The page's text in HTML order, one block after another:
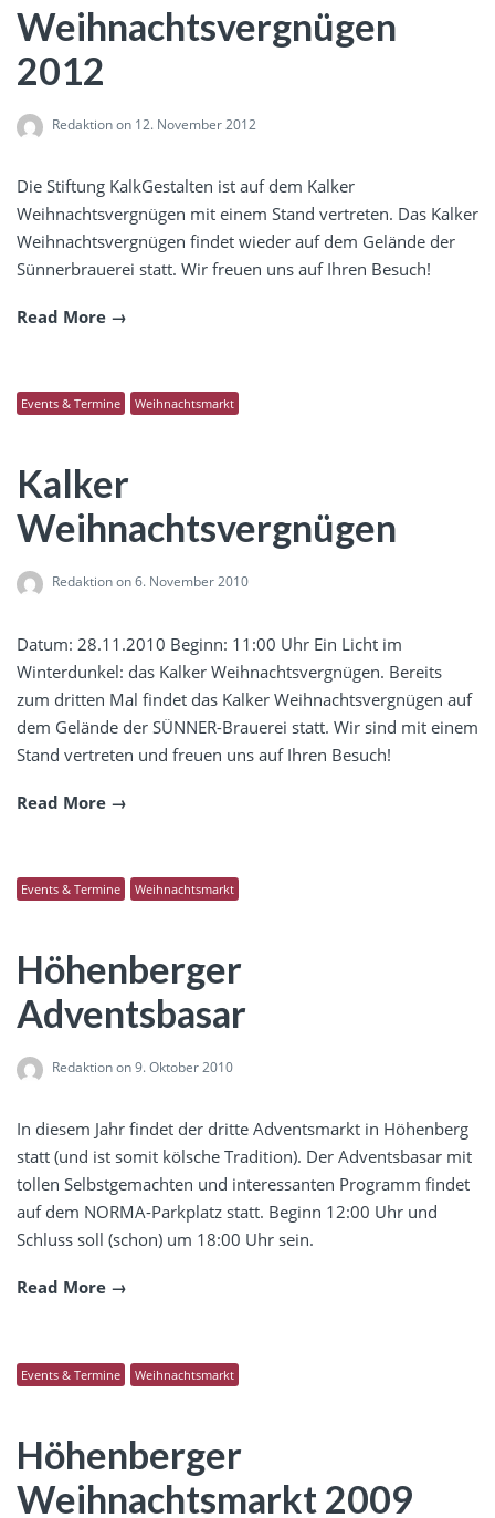
Weihnachtsvergnügen
2012
Redaktionon 12. November 2012
Die Stiftung KalkGestalten ist auf dem Kalker
Weihnachtsvergnügen mit einem Stand vertreten. Das Kalker
Weihnachtsvergnügen findet wieder auf dem Gelände der
Sünnerbrauerei statt. Wir freuen uns auf Ihren Besuch!
Read More
Events & Termine Weihnachtsmarkt
Kalker
Weihnachtsvergnügen
Redaktionon 6. November 2010
Datum: 28.11.2010 Beginn: 11:00 Uhr Ein Licht im
Winterdunkel: das Kalker Weihnachtsvergnügen. Bereits
zum dritten Mal findet das Kalker Weihnachtsvergnügen auf
dem Gelände der SÜNNER-Brauerei statt. Wir sind mit einem
Stand vertreten und freuen uns auf Ihren Besuch!
Read More
Events & Termine Weihnachtsmarkt
Höhenberger
Adventsbasar
Redaktionon 9. Oktober 2010
In diesem Jahr findet der dritte Adventsmarkt in Höhenberg
statt (und ist somit kölsche Tradition). Der Adventsbasar mit
tollen Selbstgemachten und interessanten Programm findet
auf dem NORMA-Parkplatz statt. Beginn 12:00 Uhr und
Schluss soll (schon) um 18:00 Uhr sein.
Read More
Events & Termine Weihnachtsmarkt
Höhenberger
Weihnachtsmarkt 2009